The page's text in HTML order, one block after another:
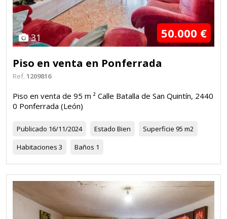
31 50.000 €
Piso en venta en Ponferrada
Ref. 1209816
Piso en venta de 95 m ² Calle Batalla de San Quintín, 2440
0 Ponferrada (León)
Publicado 16/11/2024 Estado Bien Superficie 95 m2
Habitaciones 3 Baños 1